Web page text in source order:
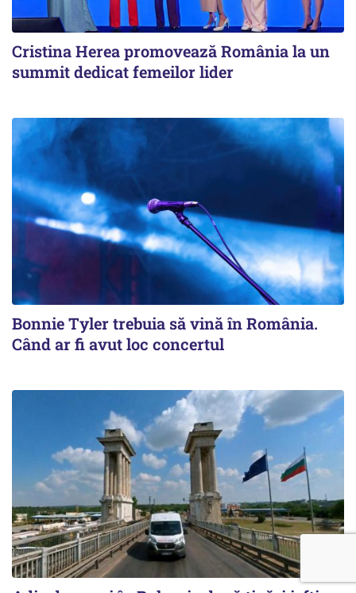
Cristina Herea promovează România la un
summit dedicat femeilor lider
Bonnie Tyler trebuia să vină în România.
Când ar fi avut loc concertul